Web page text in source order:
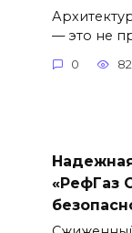
— это не
0 82
«РефГаз